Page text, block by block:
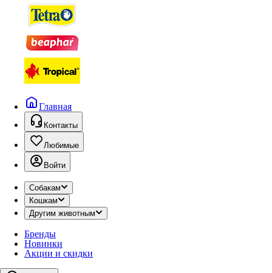
Главная
Контакты
Любимые
Войти
Собакам
Кошкам
Другим животным
Бренды
Новинки
Акции и скидки